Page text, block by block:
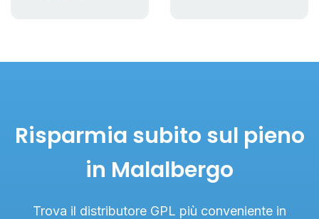
Risparmia subito sul pieno
in Malalbergo
Trova il distributore GPL più conveniente in